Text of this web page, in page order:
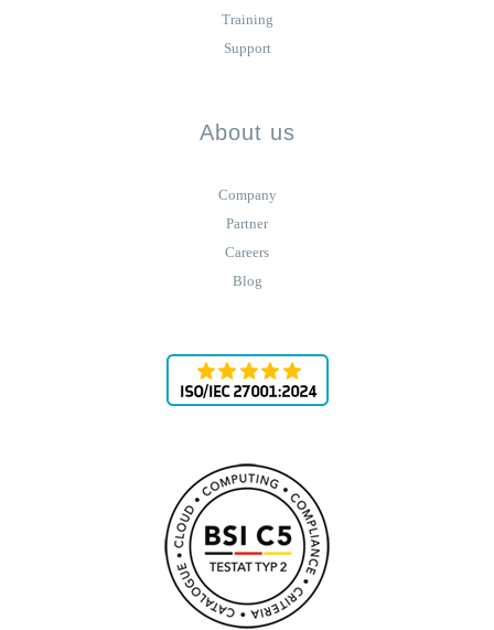
Training
Support
About us
Company
Partner
Careers
Blog